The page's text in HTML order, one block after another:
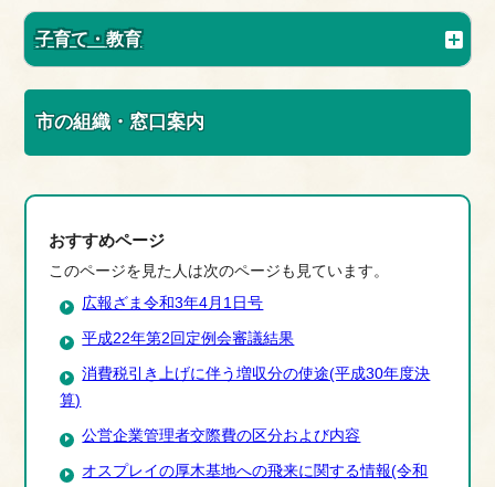
子育て・教育
市の組織・窓口案内
おすすめページ
このページを見た人は次のページも見ています。
広報ざま令和3年4月1日号
平成22年第2回定例会審議結果
消費税引き上げに伴う増収分の使途(平成30年度決
算)
公営企業管理者交際費の区分および内容
オスプレイの厚木基地への飛来に関する情報(令和